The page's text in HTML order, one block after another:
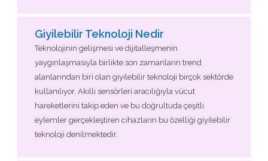
Giyilebilir Teknoloji Nedir
Teknolojinin gelişmesi ve dijitalleşmenin
yaygınlaşmasıyla birlikte son zamanların trend
alanlarından biri olan giyilebilir teknoloji birçok sektörde
kullanılıyor. Akıllı sensörleri aracılığıyla vücut
hareketlerini takip eden ve bu doğrultuda çeşitli
eylemler gerçekleştiren cihazların bu özelliği giyilebilir
teknoloji denilmektedir.